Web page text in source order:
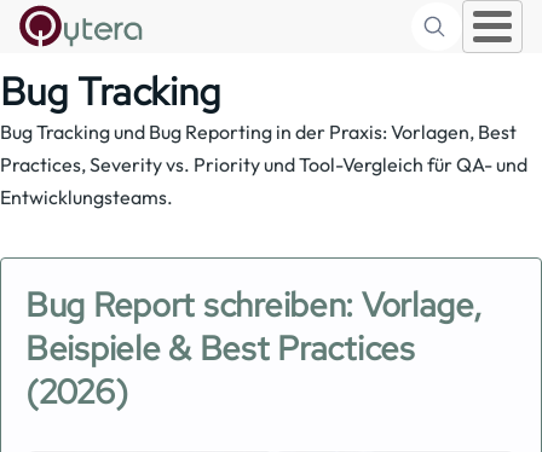
Skip to main content Suche
Bug Tracking
Bug Tracking und Bug Reporting in der Praxis: Vorlagen, Best
Practices, Severity vs. Priority und Tool-Vergleich für QA- und
Entwicklungsteams.
Bug Report schreiben: Vorlage,
Beispiele & Best Practices
(2026)